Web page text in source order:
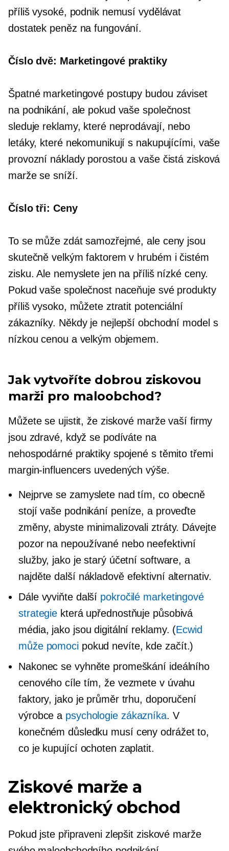
příliš vysoké, podnik nemusí vydělávat
dostatek peněz na fungování.
Číslo dvě: Marketingové praktiky
Špatné marketingové postupy budou záviset
na podnikání, ale pokud vaše společnost
sleduje reklamy, které neprodávají, nebo
letáky, které nekomunikují s nakupujícími, vaše
provozní náklady porostou a vaše čistá zisková
marže se sníží.
Číslo tři: Ceny
To se může zdát samozřejmé, ale ceny jsou
skutečně velkým faktorem v hrubém i čistém
zisku. Ale nemyslete jen na příliš nízké ceny.
Pokud vaše společnost naceňuje své produkty
příliš vysoko, můžete ztratit potenciální
zákazníky. Někdy je nejlepší obchodní model s
nízkou cenou a velkým objemem.
Jak vytvoříte dobrou ziskovou
marži pro maloobchod?
Můžete se ujistit, že ziskové marže vaší firmy
jsou zdravé, když se podíváte na
nehospodárné praktiky spojené s těmito třemi
margin-influencers uvedených výše.
Nejprve se zamyslete nad tím, co obecně
stojí vaše podnikání peníze, a proveďte
změny, abyste minimalizovali ztráty. Dávejte
pozor na nepoužívané nebo neefektivní
služby, jako je starý účetní software, a
najděte další nákladově efektivníalternativ.
Dále vyviňte další pokročilé marketingové
strategie která upřednostňuje působivá
média, jako jsou digitální reklamy. (Ecwid
může pomocipokud nevíte, kde začít.)
Nakonec se vyhněte promeškání ideálního
cenového cíle tím, že vezmete v úvahu
faktory, jako je průměr trhu, doporučení
výrobce a psychologie zákazníka. V
konečném důsledku musí ceny odrážet to,
co je kupující ochoten zaplatit.
Ziskové marže a
elektronický obchod
Pokud jste připraveni zlepšit ziskové marže